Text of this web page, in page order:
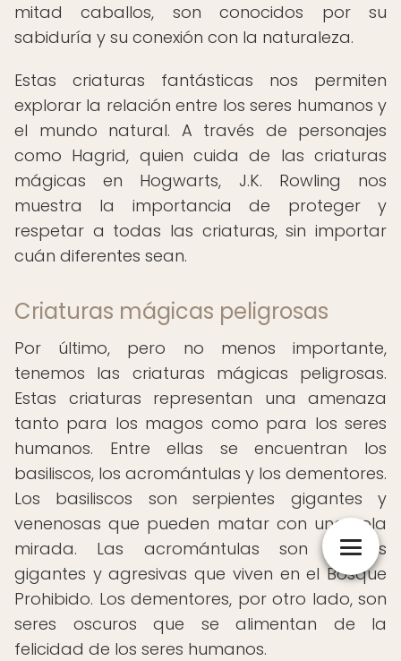
mitad caballos, son conocidos por su
sabiduría y su conexión con la naturaleza.
Estas criaturas fantásticas nos permiten
explorar la relación entre los seres humanos y
el mundo natural. A través de personajes
como Hagrid, quien cuida de las criaturas
mágicas en Hogwarts, J.K. Rowling nos
muestra la importancia de proteger y
respetar a todas las criaturas, sin importar
cuán diferentes sean.
Criaturas mágicas peligrosas
Por último, pero no menos importante,
tenemos las criaturas mágicas peligrosas.
Estas criaturas representan una amenaza
tanto para los magos como para los seres
humanos. Entre ellas se encuentran los
basiliscos, los acromántulas y los dementores.
Los basiliscos son serpientes gigantes y
venenosas que pueden matar con una sola
mirada. Las acromántulas son arañas
gigantes y agresivas que viven en el Bosque
Prohibido. Los dementores, por otro lado, son
seres oscuros que se alimentan de la
felicidad de los seres humanos.